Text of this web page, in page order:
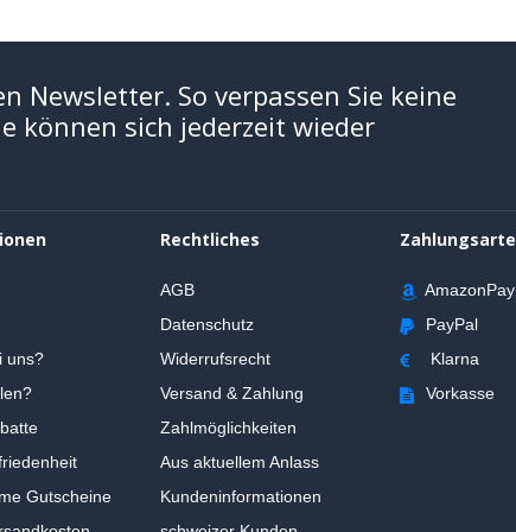
Newsletter. So verpassen Sie keine
können sich jederzeit wieder
uns?
Gutscheine
Rechtliches
AGB
Datenschutz
Widerrufsrecht
Versand & Zahlung
Zahlmöglichkeiten
Aus aktuellem Anlass
Kundeninformationen
Zahlungsarte
AmazonPay
PayPal
Klarna
Vorkasse